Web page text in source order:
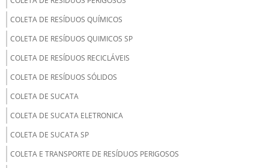
COLETA DE RESÍDUOS QUÍMICOS
COLETA DE RESÍDUOS QUIMICOS SP
COLETA DE RESÍDUOS RECICLÁVEIS
COLETA DE RESÍDUOS SÓLIDOS
COLETA DE SUCATA
COLETA DE SUCATA ELETRONICA
COLETA DE SUCATA SP
COLETA E TRANSPORTE DE RESÍDUOS PERIGOSOS